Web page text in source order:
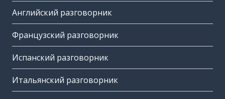
Английский разговорник
Французский разговорник
Испанский разговорник
Итальянский разговорник